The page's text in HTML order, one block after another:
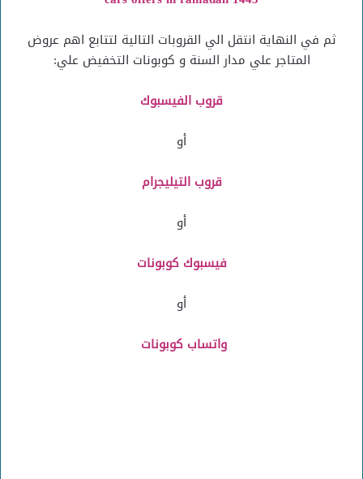
ثم في النهاية انتقل الي القروبات التالية لتتابع اهم عروض
المتاجر علي مدار السنة و كوبونات التخفيض علي:
قروب الفيسبوك
أو
قروب التيليجرام
أو
فيسبوك كوبونات
أو
واتساب كوبونات